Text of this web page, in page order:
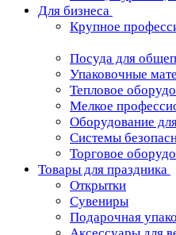
Для бизнеса
Крупное
Посуда для
Упаковочные
Тепловое
Мелкое
Оборудование
Системы
Торговое
Товары для праздника
Открытки
Сувениры
Подарочная